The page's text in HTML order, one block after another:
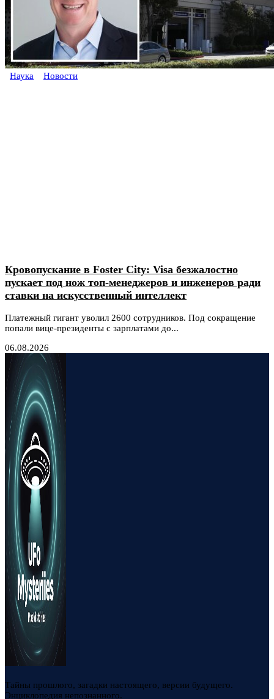
Наука Новости
Кровопускание в Foster City: Visa безжалостно
пускает под нож топ-менеджеров и инженеров ради
ставки на искусственный интеллект
Платежный гигант уволил 2600 сотрудников. Под сокращение
попали вице-президенты с зарплатами до...
06.08.2026
Тайны прошлого, загадки настоящего, версии будущего.
Энциклопедия непознанного.